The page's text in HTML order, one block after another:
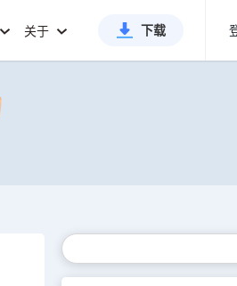
关于 下载